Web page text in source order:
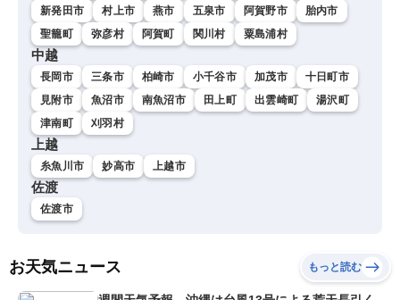
新発田市 村上市 燕市 五泉市 阿賀野市
胎内市
聖籠町
弥彦村 阿賀町 関川村 粟島浦村
中越
長岡市 三条市 柏崎市 小千谷市 加茂市
十日町市
見附市
魚沼市 南魚沼市 田上町 出雲崎町
湯沢町
津南町
刈羽村
上越
糸魚川市 妙高市 上越市
佐渡
佐渡市
お天気ニュース もっと読む